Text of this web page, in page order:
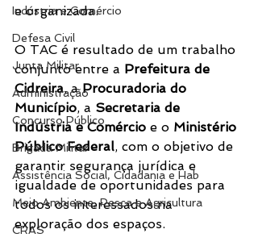
Indústria e Comércio
Defesa Civil
Junta Militar
Administração
Concurso Público
Brigada Militar
Assistência Social, Cidadania e Hab
Meio Ambiente, Pesca e Agricultura
CRAS
e organizada.
O TAC é resultado de um trabalho
conjunto entre a Prefeitura de
Cidreira, a Procuradoria do
Município, a Secretaria de
Indústria e Comércio e o Ministério
Público Federal, com o objetivo de
garantir segurança jurídica e
igualdade de oportunidades para
todos os interessados na
exploração dos espaços.